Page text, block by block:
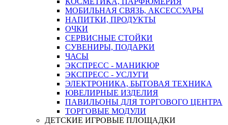
МОБИЛЬНАЯ СВЯЗЬ, АКСЕССУАРЫ
НАПИТКИ, ПРОДУКТЫ
ОЧКИ
СЕРВИСНЫЕ СТОЙКИ
СУВЕНИРЫ, ПОДАРКИ
ЧАСЫ
ЭКСПРЕСС - МАНИКЮР
ЭКСПРЕСС - УСЛУГИ
ЭЛЕКТРОНИКА, БЫТОВАЯ ТЕХНИКА
ЮВЕЛИРНЫЕ ИЗДЕЛИЯ
ПАВИЛЬОНЫ ДЛЯ ТОРГОВОГО ЦЕНТРА
ТОРГОВЫЕ МОДУЛИ
ДЕТСКИЕ ИГРОВЫЕ ПЛОЩАДКИ